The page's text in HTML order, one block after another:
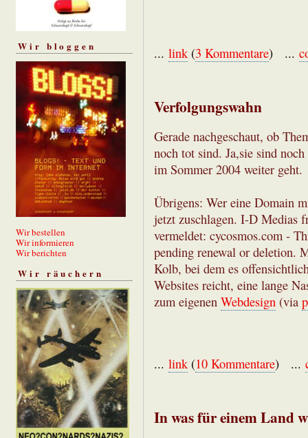
Wir bloggen
Wir bestellen
Wir informieren
Wir berichten
Wir räuchern
... link (3 Kommentare) ...
Verfolgungswahn
Gerade nachgeschaut, ob
noch tot sind. Ja,sie sind
im Sommer 2004 weiter geht.
Übrigens: Wer eine Domain
jetzt zuschlagen. I-D Medias
vermeldet: cycosmos.com -
pending renewal or deletion.
Kolb, bei dem es
Websites reicht, eine lange
zum eigenen Webdesign (via
... link(10 Kommentare) ...
In was für einem Land